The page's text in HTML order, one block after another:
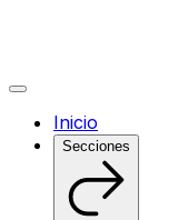
Inicio
Secciones